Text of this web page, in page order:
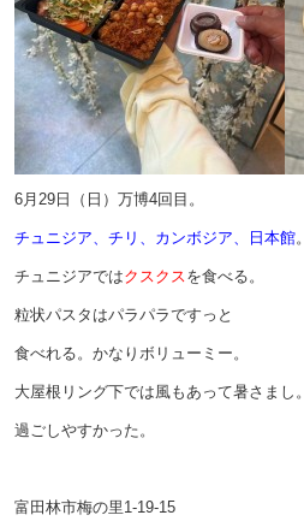
6月29日（日）万博4回目。
チュニジア、チリ、カンボジア、日本館。
チュニジアではクスクスを食べる。
粒状パスタはパラパラですっと
食べれる。かなりボリューミー。
大屋根リング下では風もあって暑さまし。
過ごしやすかった。
富田林市梅の里1-19-15